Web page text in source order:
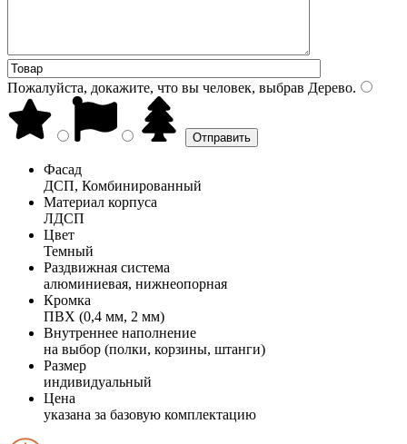
Пожалуйста, докажите, что вы человек, выбрав Дерево.
Фасад
ДСП, Комбинированный
Материал корпуса
ЛДСП
Цвет
Темный
Раздвижная система
алюминиевая, нижнеопорная
Кромка
ПВХ (0,4 мм, 2 мм)
Внутреннее наполнение
на выбор (полки, корзины, штанги)
Размер
индивидуальный
Цена
указана за базовую комплектацию